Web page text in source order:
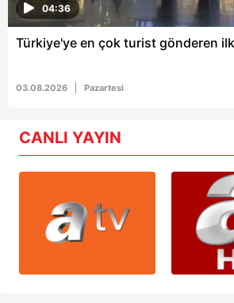
04:36
Türkiye'ye en çok turist gönderen ilk
03.08.2026 Pazartesi
CANLI YAYIN